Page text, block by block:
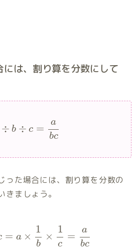
には、割り算を分数にして
÷ b ÷ c =
a
bc
った場合には、割り算を分数の
ましょう。
= a ×
1
b
×
1
c
=
a
bc